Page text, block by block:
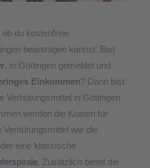
du kostenfreie
beantragen kannst. Bist
, in Göttingen gemeldet und
Einkommen? Dann bist
Verhütungsmittel in Göttingen
werden die Kosten für
wie die
eine klassische
. Zusätzlich bietet die